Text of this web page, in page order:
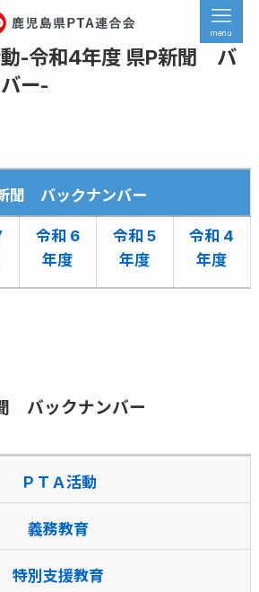
menu
動-令和4年度 県P新聞 バ
ー-
聞 バックナンバー
令和 6
年度
令和 5
年度
令和 4
年度
バックナンバー
ＰＴＡ活動
義務教育
特別支援教育